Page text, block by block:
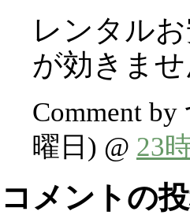
レンタル
が効きま
Comment
曜日) @ 23
コメントの